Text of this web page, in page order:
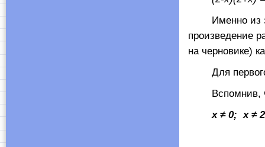
Именно из
произведение
на черновике)
Для первого
Вспомнив,
х ≠ 0; x≠ 2